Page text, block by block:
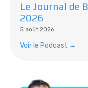
Le Journal de
2026
5 août 2026
Voir le Podcast →